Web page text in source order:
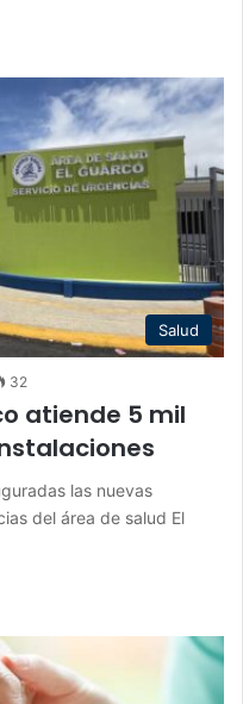
Salud
32
atiende 5 mil
las nuevas
del área de salud El